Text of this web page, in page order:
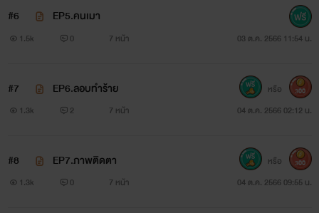
#6 EP5.คนเมา
1.5k 0 7 หน้า 03 ต.ค. 2566 11:54 น.
#7 EP6.ลอบทำร้าย
1.3k 2 7 หน้า 04 ต.ค. 2566 02:12 น.
หรือ 300
#8 EP7.ภาพติดตา
1.3k 0 7 หน้า 04 ต.ค. 2566 09:55 น.
หรือ 300